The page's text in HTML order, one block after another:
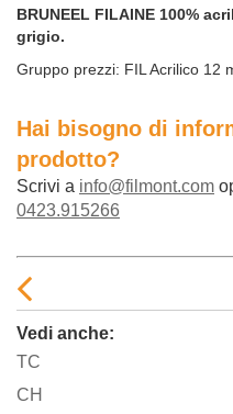
BRUNEEL FILAINE 100%
grigio.
Gruppo prezzi: FIL Acrilico 12
Hai bisogno di
prodotto?
Scrivi a info@filmont.com
0423.915266
Vedi anche:
TC
CH